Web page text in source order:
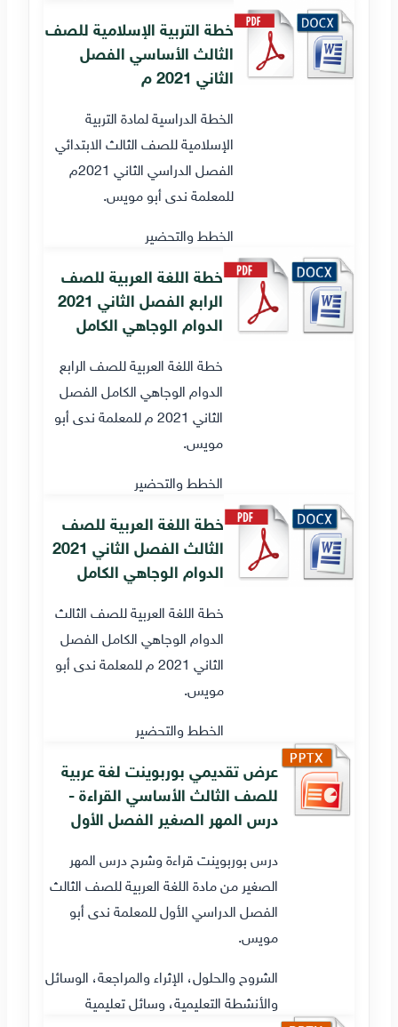
خطة التربية الإسلامية للصف
الثالث الأساسي الفصل
الثاني 2021 م
الخطة الدراسية لمادة التربية
الإسلامية للصف الثالث الابتدائي
الفصل الدراسي الثاني 2021م
للمعلمة ندى أبو مويس.
الخطط والتحضير
خطة اللغة العربية للصف
الرابع الفصل الثاني 2021
الدوام الوجاهي الكامل
خطة اللغة العربية للصف الرابع
الدوام الوجاهي الكامل الفصل
الثاني 2021 م للمعلمة ندى أبو
مويس.
الخطط والتحضير
خطة اللغة العربية للصف
الثالث الفصل الثاني 2021
الدوام الوجاهي الكامل
خطة اللغة العربية للصف الثالث
الدوام الوجاهي الكامل الفصل
الثاني 2021 م للمعلمة ندى أبو
مويس.
الخطط والتحضير
عرض تقديمي بوربوينت لغة عربية
للصف الثالث الأساسي القراءة -
درس المهر الصغير الفصل الأول
درس بوربوينت قراءة وشرح درس المهر
الصغير من مادة اللغة العربية للصف الثالث
الفصل الدراسي الأول للمعلمة ندى أبو
مويس.
الشروح والحلول، الإثراء والمراجعة، الوسائل
والأنشطة التعليمية، وسائل تعليمية